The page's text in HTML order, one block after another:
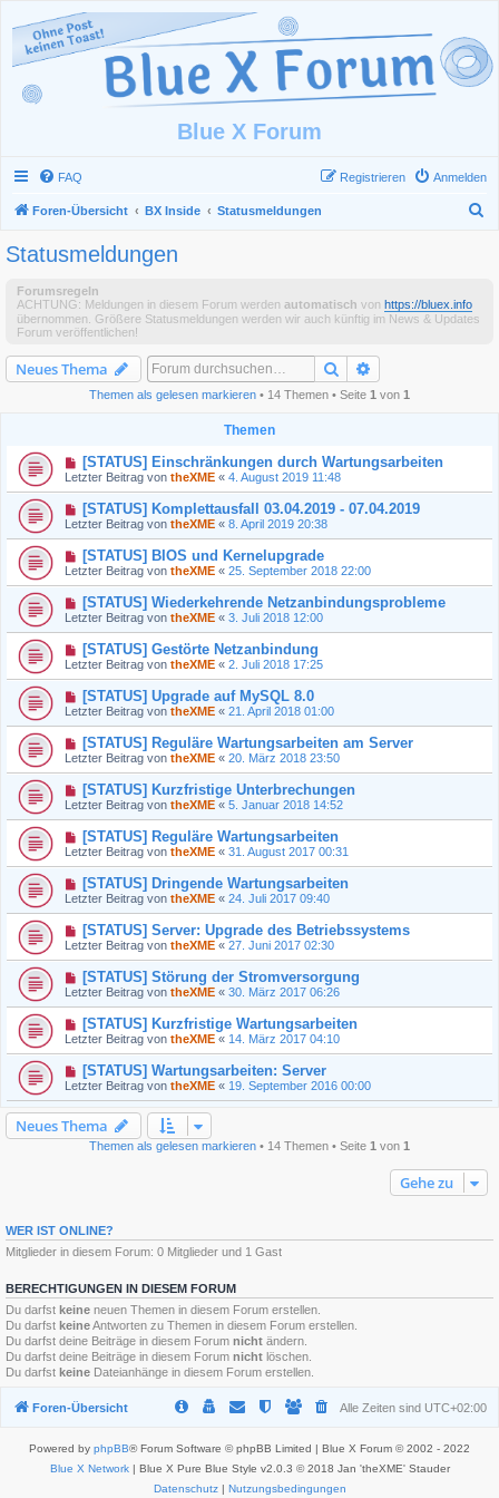
Blue X Forum
FAQ Anmelden
Registrieren
Foren-Übersicht BX Inside Statusmeldungen
Statusmeldungen
Forumsregeln
ACHTUNG: Meldungen in diesem Forum werden automatisch von https://bluex.info
übernommen. Größere Statusmeldungen werden wir auch künftig im News & Updates
Forum veröffentlichen!
Neues Thema Suche
Themen als gelesen markieren • 14 Themen • Seite 1 von 1
Themen
[STATUS] Einschränkungen durch Wartungsarbeiten
Letzter Beitrag von theXME « 4. August 2019 11:48
[STATUS] Komplettausfall 03.04.2019 - 07.04.2019
Letzter Beitrag von theXME « 8. April 2019 20:38
[STATUS] BIOS und Kernelupgrade
Letzter Beitrag von theXME « 25. September 2018 22:00
[STATUS] Wiederkehrende Netzanbindungsprobleme
Letzter Beitrag von theXME « 3. Juli 2018 12:00
[STATUS] Gestörte Netzanbindung
Letzter Beitrag von theXME « 2. Juli 2018 17:25
[STATUS] Upgrade auf MySQL 8.0
Letzter Beitrag von theXME « 21. April 2018 01:00
[STATUS] Reguläre Wartungsarbeiten am Server
Letzter Beitrag von theXME « 20. März 2018 23:50
[STATUS] Kurzfristige Unterbrechungen
Letzter Beitrag von theXME « 5. Januar 2018 14:52
[STATUS] Reguläre Wartungsarbeiten
Letzter Beitrag von theXME « 31. August 2017 00:31
[STATUS] Dringende Wartungsarbeiten
Letzter Beitrag von theXME « 24. Juli 2017 09:40
[STATUS] Server: Upgrade des Betriebssystems
Letzter Beitrag von theXME « 27. Juni 2017 02:30
[STATUS] Störung der Stromversorgung
Letzter Beitrag von theXME « 30. März 2017 06:26
[STATUS] Kurzfristige Wartungsarbeiten
Letzter Beitrag von theXME « 14. März 2017 04:10
[STATUS] Wartungsarbeiten: Server
Letzter Beitrag von theXME « 19. September 2016 00:00
Neues Thema
Themen als gelesen markieren • 14 Themen • Seite 1 von 1
Gehe zu
WER IST ONLINE?
Mitglieder in diesem Forum: 0 Mitglieder und 1 Gast
BERECHTIGUNGEN IN DIESEM FORUM
Du darfst keine neuen Themen in diesem Forum erstellen.
Du darfst keineAntworten zu Themen in diesem Forum erstellen.
Du darfst deine Beiträge in diesem Forum nicht ändern.
Du darfst deine Beiträge in diesem Forum nicht löschen.
Du darfst keine Dateianhänge in diesem Forum erstellen.
Foren-Übersicht Alle Zeiten sind UTC+02:00
Powered by phpBB® Forum Software © phpBB Limited | Blue X Forum © 2002 - 2022
Blue X Network| Blue X Pure Blue Style v2.0.3 © 2018 Jan 'theXME' Stauder
Datenschutz| Nutzungsbedingungen